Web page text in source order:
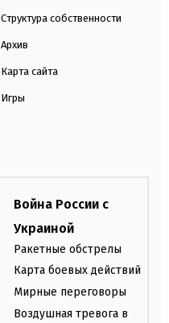
Структура собственности
Архив
Карта сайта
Игры
Война России с
Украиной
Ракетные обстрелы
Карта боевых действий
Мирные переговоры
Воздушная тревога в